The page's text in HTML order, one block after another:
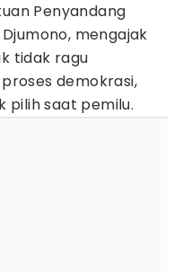
Penyandang
mengajak
tidak ragu
demokrasi,
pilih saat pemilu.